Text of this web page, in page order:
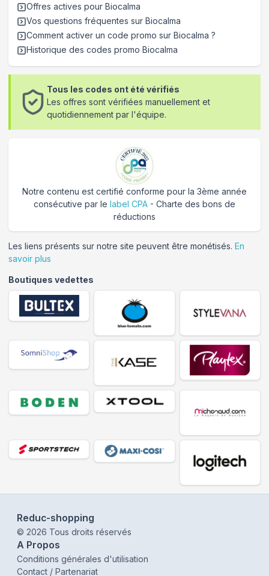
Offres actives pour Biocalma
Vos questions fréquentes sur Biocalma
Comment activer un code promo sur Biocalma ?
Historique des codes promo Biocalma
Tous les codes ont été vérifiés
Les offres sont vérifiées manuellement et
quotidiennement par l'équipe.
Notre contenu est certifié conforme pour la 3ème année
consécutive par le label CPA - Charte des bons de
réductions
Les liens présents sur notre site peuvent être monétisés. En
savoir plus
Boutiques vedettes
Reduc-shopping
© 2026 Tous droits réservés
A Propos
Conditions générales d'utilisation
Contact / Partenariat